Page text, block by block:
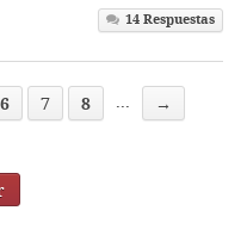
14 Respuestas
6 7 8 ...
→